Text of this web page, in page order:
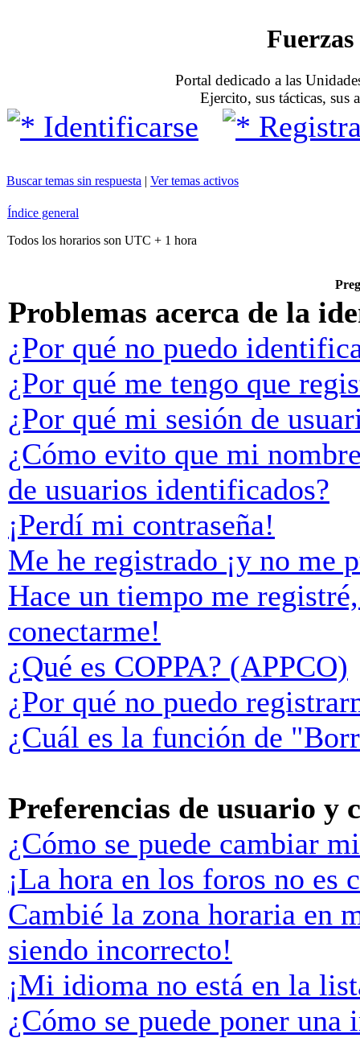
Portal dedicado a las
Ejercito, sus tácticas, sus
Identificarse
Buscar temas sin respuesta | Ver temas activos
Índice general
Todos los horarios son UTC + 1 hora
Problemas acerca de la
¿Por qué no puedo
¿Por qué me tengo que
¿Por qué mi sesión de
¿Cómo evito que mi
de usuarios identificados?
¡Perdí mi contraseña!
Me he registrado ¡y no me
Hace un tiempo me
conectarme!
¿Qué es COPPA? (APPCO)
¿Por qué no puedo
¿Cuál es la función de
Preferencias de usuario y
¿Cómo se puede cambiar
¡La hora en los foros no es
Cambié la zona horaria en
siendo incorrecto!
¡Mi idioma no está en la
¿Cómo se puede poner